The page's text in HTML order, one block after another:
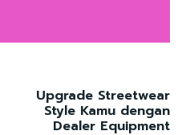
Upgrade Streetwear
Style Kamu dengan
Dealer Equipment